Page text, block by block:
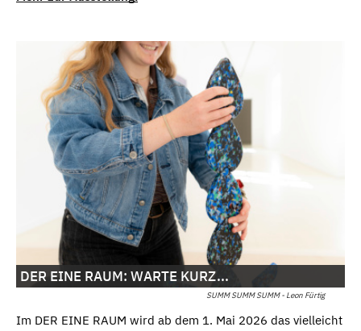
SUMM SUMM SUMM - Leon Fürtig
DER EINE RAUM: WARTE KURZ...
Im DER EINE RAUM wird ab dem 1. Mai 2026 das vielleicht